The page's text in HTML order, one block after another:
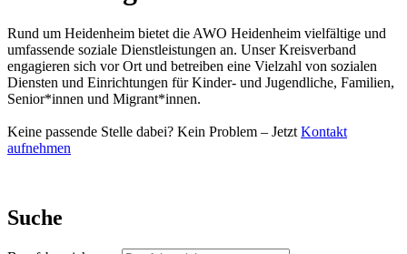
Rund um Heidenheim bietet die AWO Heidenheim vielfältige und
umfassende soziale Dienstleistungen an. Unser Kreisverband
engagieren sich vor Ort und betreiben eine Vielzahl von sozialen
Diensten und Einrichtungen für Kinder- und Jugendliche, Familien,
Senior*innen und Migrant*innen.
Keine passende Stelle dabei? Kein Problem – Jetzt Kontakt
aufnehmen
Suche